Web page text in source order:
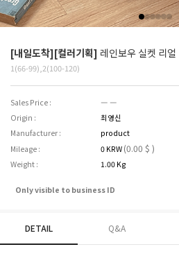
[내일도착][컬러기획] 레인보우 실켓 리
1(66-99),2(100-120)
Sales Price :
― ―
Origin :
최영신
Manufacturer :
product
Mileage :
0 KRW (0.00 $ )
Weight : 1.00 Kg
Only visible to business ID
DETAIL Q&A